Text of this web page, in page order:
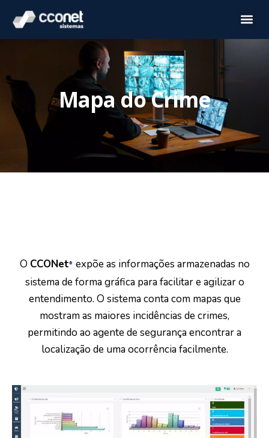
Mapa do Crime
O CCONet® expõe as informações armazenadas no
sistema de forma gráfica para facilitar e agilizar o
entendimento. O sistema conta com mapas que
mostram as maiores incidências de crimes,
permitindo ao agente de segurança encontrar a
localização de uma ocorrência facilmente.